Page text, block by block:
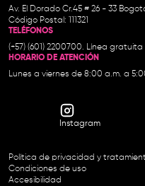
Av. El Dorado Cr.45 # 26 - 33
Código Postal: 111321
TELÉFONOS
(+57) (601) 2200700. Línea
HORARIO DE ATENCIÓN
Lunes a viernes de 8:00 a.m. a
Instagram
Política de privacidad y
Condiciones de uso
Accesibilidad